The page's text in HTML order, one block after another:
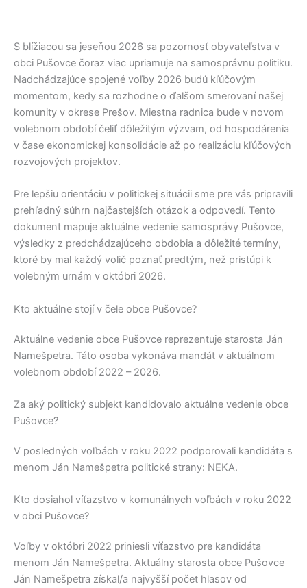
S blížiacou sa jeseňou 2026 sa pozornosť obyvateľstva v
obci Pušovce čoraz viac upriamuje na samosprávnu politiku.
Nadchádzajúce spojené voľby 2026 budú kľúčovým
momentom, kedy sa rozhodne o ďalšom smerovaní našej
komunity v okrese Prešov. Miestna radnica bude v novom
volebnom období čeliť dôležitým výzvam, od hospodárenia
v čase ekonomickej konsolidácie až po realizáciu kľúčových
rozvojových projektov.
Pre lepšiu orientáciu v politickej situácii sme pre vás pripravili
prehľadný súhrn najčastejších otázok a odpovedí. Tento
dokument mapuje aktuálne vedenie samosprávy Pušovce,
výsledky z predchádzajúceho obdobia a dôležité termíny,
ktoré by mal každý volič poznať predtým, než pristúpi k
volebným urnám v októbri 2026.
Kto aktuálne stojí v čele obce Pušovce?
Aktuálne vedenie obce Pušovce reprezentuje starosta Ján
Namešpetra. Táto osoba vykonáva mandát v aktuálnom
volebnom období 2022 – 2026.
Za aký politický subjekt kandidovalo aktuálne vedenie obce
Pušovce?
V posledných voľbách v roku 2022 podporovali kandidáta s
menom Ján Namešpetra politické strany: NEKA.
Kto dosiahol víťazstvo v komunálnych voľbách v roku 2022
v obci Pušovce?
Voľby v októbri 2022 priniesli víťazstvo pre kandidáta
menom Ján Namešpetra. Aktuálny starosta obce Pušovce
Ján Namešpetra získal/a najvyšší počet hlasov od